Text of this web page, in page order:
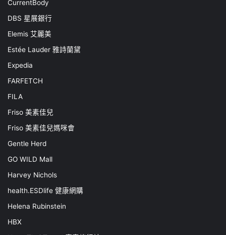
CurrentBody
DBS 星展銀行
Elemis 艾麗美
Estée Lauder 雅詩蘭黛
Expedia
FARFETCH
FILA
Friso 美素佳兒
Friso 美素佳兒媽咪會
Gentle Herd
GO WILD Mall
Harvey Nichols
health.ESDlife 健康網購
Helena Rubinstein
HBX